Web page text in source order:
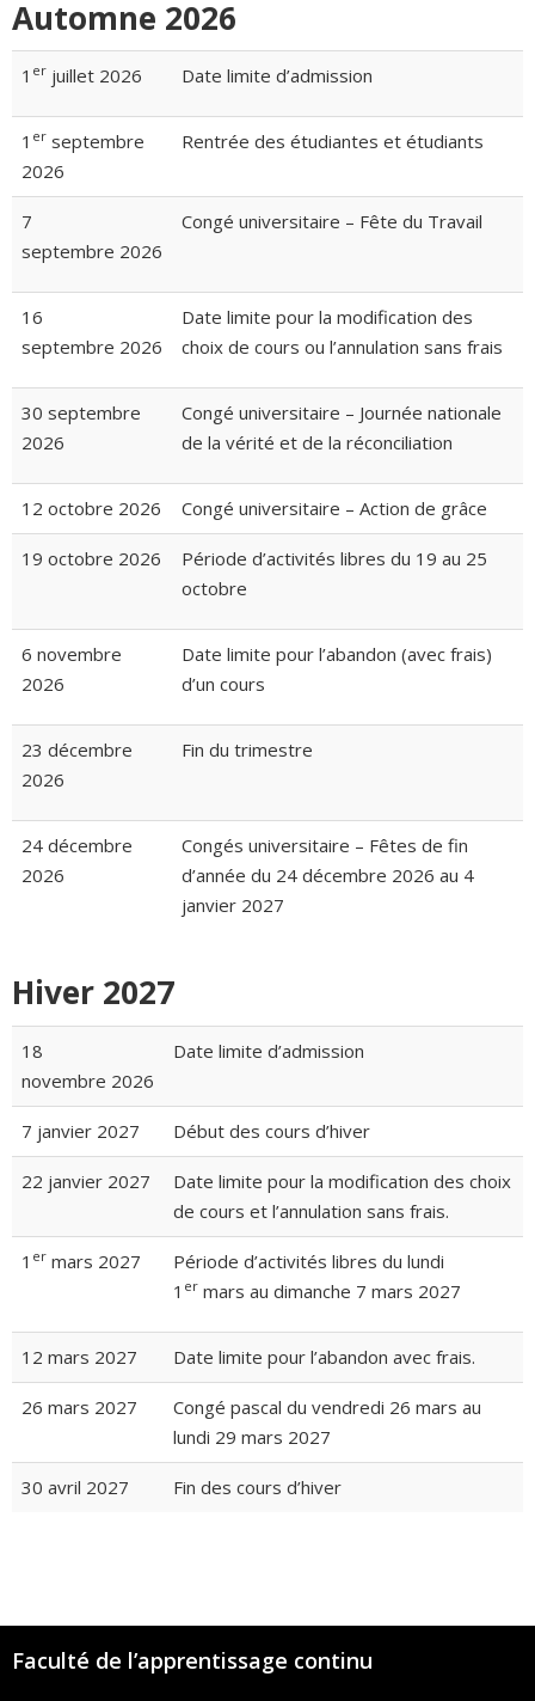
Automne 2026
1 er juillet 2026 Date limite d’admission
1 er septembre
2026
Rentrée des étudiantes et étudiants
7
septembre 2026
Congé universitaire – Fête du Travail
16
septembre 2026
Date limite pour la modification des
choix de cours ou l’annulation sans frais
30 septembre
2026
Congé universitaire – Journée nationale
de la vérité et de la réconciliation
12 octobre 2026 Congé universitaire – Action de grâce
19 octobre 2026
Période d’activités libres du 19 au 25
octobre
6 novembre
2026
Date limite pour l’abandon (avec frais)
d’un cours
23 décembre
2026
Fin du trimestre
24 décembre
2026
Congés universitaire – Fêtes de fin
d’année du 24 décembre 2026 au 4
janvier 2027
Hiver 2027
18
novembre 2026
Date limite d’admission
7 janvier 2027 Début des cours d’hiver
22 janvier 2027
Date limite pour la modification des choix
de cours et l’annulation sans frais.
1 er mars 2027
Période d’activités libres du lundi
1 er mars au dimanche 7 mars 2027
12 mars 2027 Date limite pour l’abandon avec frais.
26 mars 2027
Congé pascal du vendredi 26 mars au
lundi 29 mars 2027
30 avril 2027 Fin des cours d’hiver
Faculté de l’apprentissage continu